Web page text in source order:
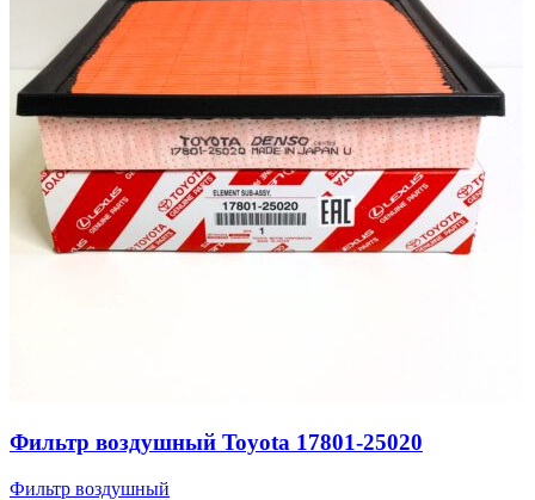
Фильтр воздушный Toyota 17801-25020
Фильтр воздушный